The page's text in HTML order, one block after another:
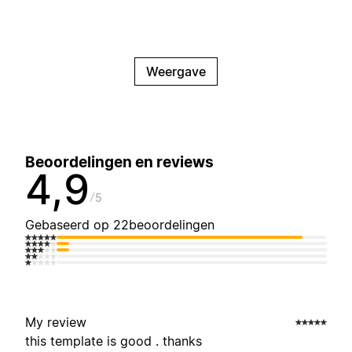
Weergave
Beoordelingen en reviews
4,9 5
Gebaseerd op 22beoordelingen
My review
this template is good . thanks